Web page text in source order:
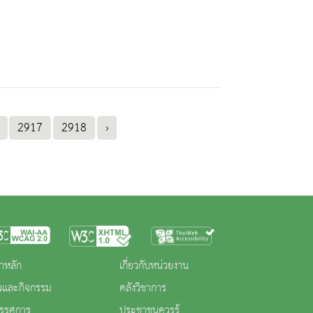
2917 2918 ›
หลัก
ละกิจกรรม
เกี่ยวกับหน่วยงาน
คลังวิชาการ